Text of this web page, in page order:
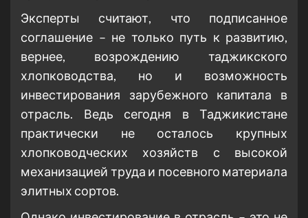
Эксперты считают, что подписанное
соглашение – не только путь к развитию,
вернее, возрождению таджикского
хлопководства, но и возможность
инвестирования зарубежного капитала в
отрасль. Ведь сегодня в Таджикистане
практически не осталось крупных
хлопководческих хозяйств с высокой
механизацией труда и посевного материала
элитных сортов.